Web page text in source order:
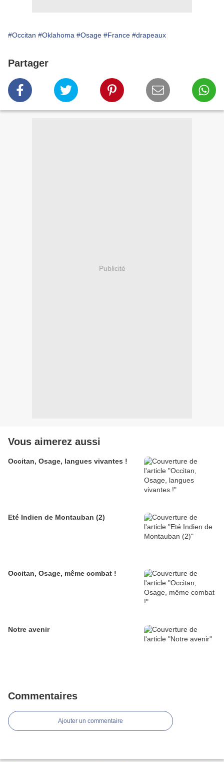
#Occitan #Oklahoma #Osage #France #drapeaux
Partager
Publicité
Vous aimerez aussi
Occitan, Osage, langues vivantes !
Eté Indien de Montauban (2)
Occitan, Osage, même combat !
Notre avenir
Commentaires
Ajouter un commentaire